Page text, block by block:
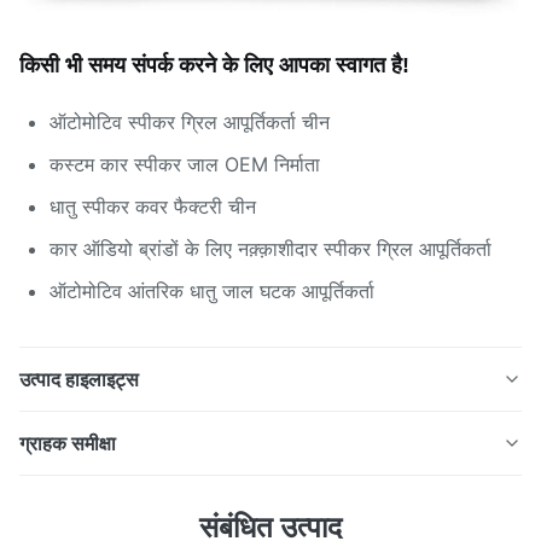
किसी भी समय संपर्क करने के लिए आपका स्वागत है!
ऑटोमोटिव स्पीकर ग्रिल आपूर्तिकर्ता चीन
कस्टम कार स्पीकर जाल OEM निर्माता
धातु स्पीकर कवर फैक्टरी चीन
कार ऑडियो ब्रांडों के लिए नक़्क़ाशीदार स्पीकर ग्रिल आपूर्तिकर्ता
ऑटोमोटिव आंतरिक धातु जाल घटक आपूर्तिकर्ता
उत्पाद हाइलाइट्स
एल्यूमीनियम से बने ऑटोमोटिव स्पीकर ग्रिल्स। कार ऑडियो सिस्टम के
हुए उत्कृष्ट ध्वनि संचरण सुनिश्चित करते हैं।
ग्राहक समीक्षा
हाल ही में 50 समीक्षाओं पर आधारित
संबंधित उत्पाद